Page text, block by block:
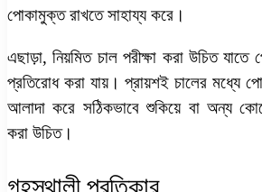
পোকামুক্ত রাখতে সাহায্য করে।
এছাড়া, নিয়মিত চাল পরীক্ষা করা উচিত
প্রতিরোধ করা যায়। প্রায়শই চালের মধ্যে
আলাদা করে সঠিকভাবে শুকিয়ে বা অন্য
করা উচিত।